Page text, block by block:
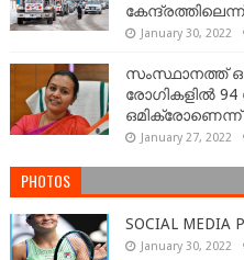
January 30, 2022
സംസ്ഥാനത്ത്
രോഗികളിൽ 94
January 27, 2022
PHOTOS
SOCIAL MEDIA
January 30, 2022